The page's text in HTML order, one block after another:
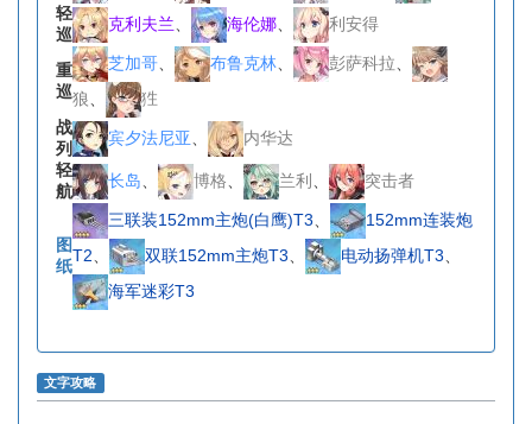
轻
巡
克利夫兰 海伦娜 利安得
重
巡
芝加哥 布鲁克林 彭萨科拉
狼
狌
战
列
宾夕法尼亚
内华达
轻
航
长岛 博格 兰利 突击者
图
纸
三联装152mm主炮(白鹰)T3
152mm连装炮
T2
双联152mm主炮T3 电动扬弹机T3
海军迷彩T3
文字攻略